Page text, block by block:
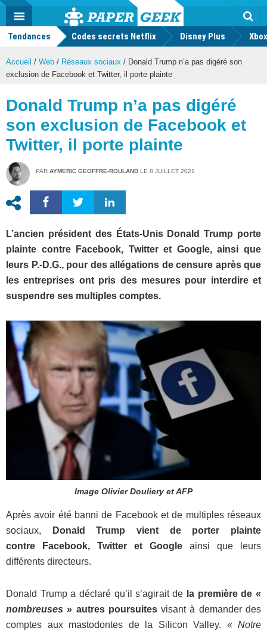
Actu
geek
MENU
Tendances Codes secrets Netflix Disney Plus
Accueil / Web / Réseaux sociaux / Donald Trump n’a pas digéré son
exclusion de Facebook et Twitter, il porte plainte
Donald Trump n’a pas digéré
son exclusion de Facebook et
Twitter, il porte plainte
PAR AYMERIC GEOFFRE-ROULAND LE 8 JUILLET 2021
L’ancien président des États-Unis Donald Trump porte
plainte contre Facebook, Twitter et Google, ainsi que
leurs P.-D.G., pour des allégations de censure après que
les entreprises ont pris des mesures pour interdire et
suspendre ses multiples comptes.
Image Olivier Douliery et AFP
Après avoir été banni de Facebook et de multiples réseaux
sociaux,
Donald Trump vient de porter plainte
contre Facebook, Twitter et Google ainsi que leurs
différents directeurs.
Donald Trump a déclaré qu’il s’agirait de la première de «
nombreuses » autres poursuitesvisant à demander des
comptes aux mastodontes de la Silicon Valley. « Notre
Mode
FacebookTwitter Youtube